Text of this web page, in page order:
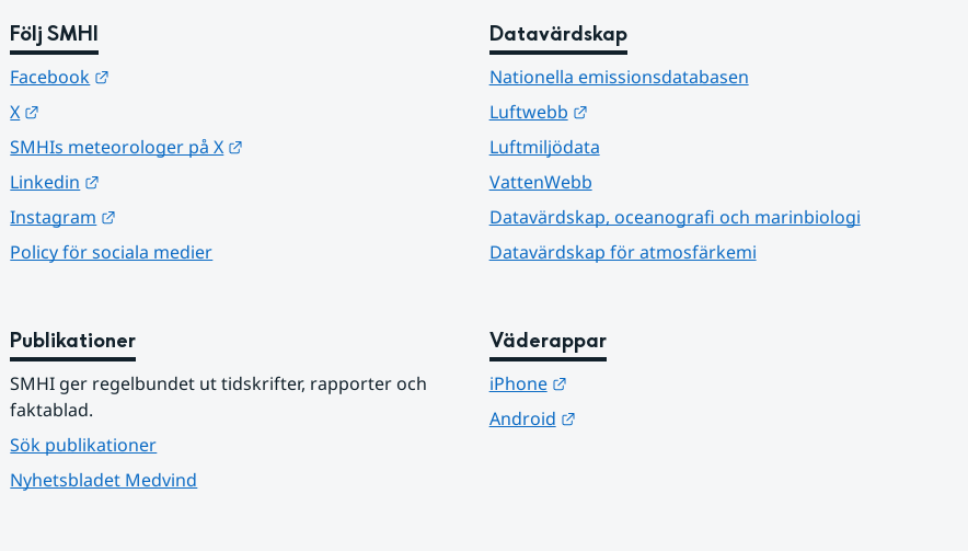
Följ SMHI
Facebook
X
SMHIs meteorologer på X
Linkedin
Instagram
Policy för sociala medier
Datavärdskap
Nationella emissionsdatabasen
Luftwebb
Länk till annan webbplats.
Luftmiljödata
VattenWebb
Datavärdskap, oceanografi och marinbiologi
Datavärdskap för atmosfärkemi
Publikationer
SMHI ger regelbundet ut tidskrifter, rapporter och
faktablad.
Sök publikationer
Nyhetsbladet Medvind
Väderappar
iPhone
Länk till annan webbplats.
Android
Länk till annan webbplats.